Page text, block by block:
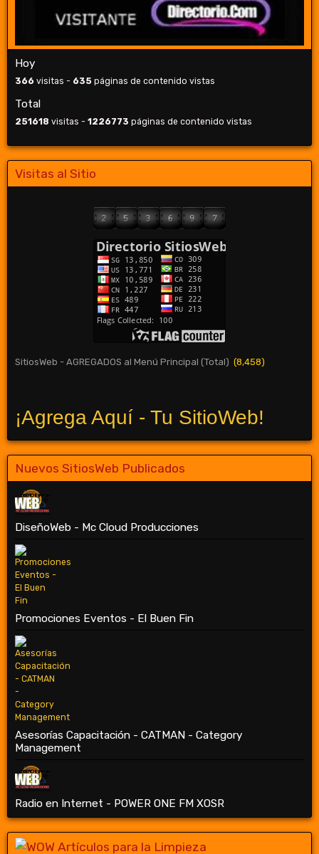
Hoy
366 visitas - 635 páginas de contenido vistas
Total
251618 visitas - 1226773 páginas de contenido vistas
Visitas al Sitio
SitiosWeb - AGREGADOS al Menú Principal (Total) (8,458)
¡Agrega Aquí - Tu SitioWeb!
Nuevos SitiosWeb Publicados
DiseñoWeb - Mc Cloud Producciones
Promociones Eventos - El Buen Fin
Asesorías Capacitación - CATMAN - Category
Management
Radio en Internet - POWER ONE FM XOSR